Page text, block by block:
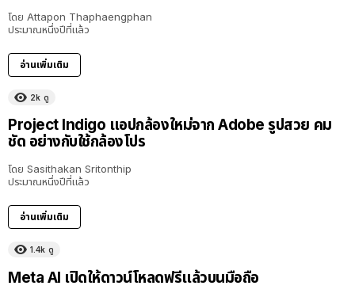
โดย Attapon Thaphaengphan
ประมาณหนึ่งปีที่แล้ว
อ่านเพิ่มเติม
2k ดู
Project Indigo แอปกล้องใหม่จาก Adobe รูปสวย คม
ชัด อย่างกับใช้กล้องโปร
โดย Sasithakan Sritonthip
ประมาณหนึ่งปีที่แล้ว
อ่านเพิ่มเติม
1.4k ดู
Meta AI เปิดให้ดาวน์โหลดฟรีแล้วบนมือถือ